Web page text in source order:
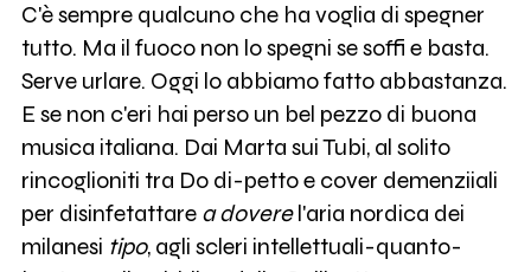
C'è sempre qualcuno che ha voglia di spegner
tutto. Ma il fuoco non lo spegni se soffi e basta.
Serve urlare. Oggi lo abbiamo fatto abbastanza.
E se non c'eri hai perso un bel pezzo di buona
musica italiana. Dai Marta sui Tubi, al solito
rincoglioniti tra Do di-petto e cover demenziiali
per disinfetattare a doverel'aria nordica dei
milanesi tipo, agli scleri intellettuali-quanto-